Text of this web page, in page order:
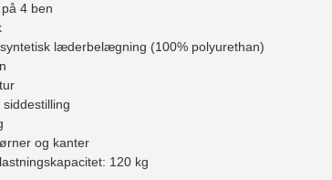
4 ben
læderbelægning (100% polyurethan)
og kanter
120 kg